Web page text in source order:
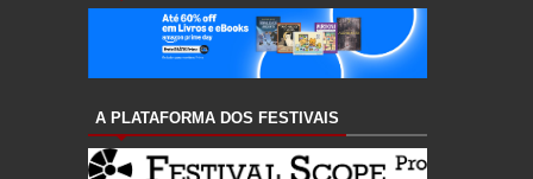
A PLATAFORMA DOS FESTIVAIS